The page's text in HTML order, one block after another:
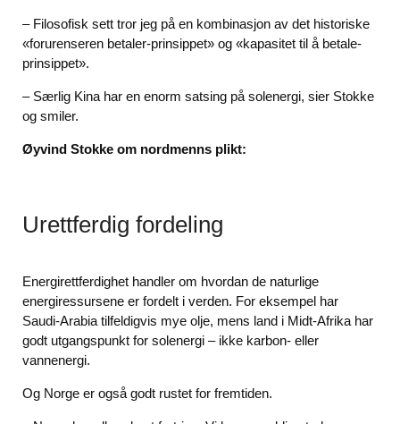
– Filosofisk sett tror jeg på en kombinasjon av det historiske
«forurenseren betaler-prinsippet» og «kapasitet til å betale-
prinsippet».
– Særlig Kina har en enorm satsing på solenergi, sier Stokke
og smiler.
Øyvind Stokke om nordmenns plikt:
Urettferdig fordeling
Energirettferdighet handler om hvordan de naturlige
energiressursene er fordelt i verden. For eksempel har
Saudi-Arabia tilfeldigvis mye olje, mens land i Midt-Afrika har
godt utgangspunkt for solenergi – ikke karbon- eller
vannenergi.
Og Norge er også godt rustet for fremtiden.